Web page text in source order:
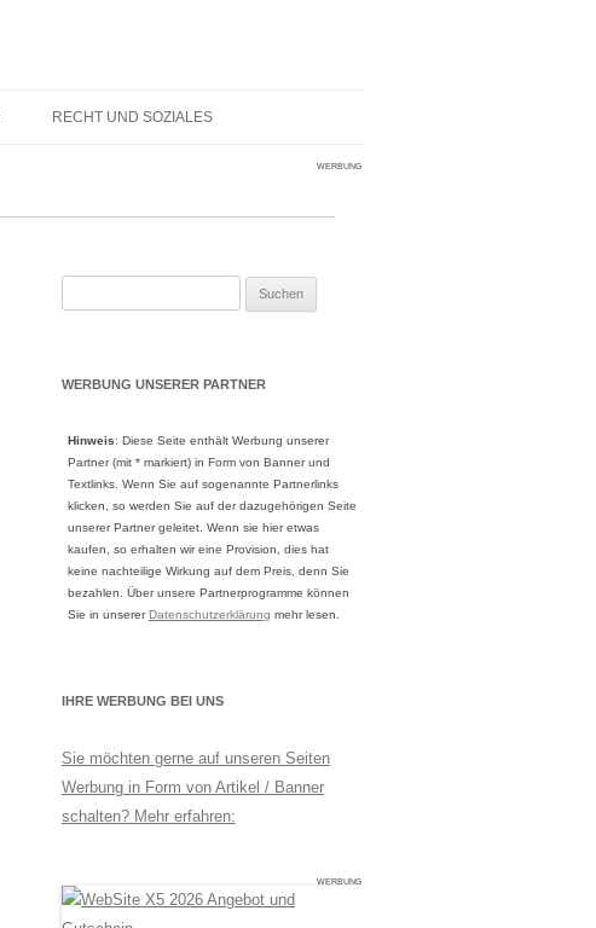
RECHT UND SOZIALES
WERBUNG
WERBUNG UNSERER PARTNER
Hinweis: Diese Seite enthält Werbung unserer
Partner (mit * markiert) in Form von Banner und
Textlinks. Wenn Sie auf sogenannte Partnerlinks
klicken, so werden Sie auf der dazugehörigen Seite
unserer Partner geleitet. Wenn sie hier etwas
kaufen, so erhalten wir eine Provision, dies hat
keine nachteilige Wirkung auf dem Preis, denn Sie
bezahlen. Über unsere Partnerprogramme können
Sie in unsererDatenschutzerklärung mehr lesen.
IHRE WERBUNG BEI UNS
Sie möchten gerne auf unseren Seiten
Werbung in Form von Artikel / Banner
schalten? Mehr erfahren:
WERBUNG